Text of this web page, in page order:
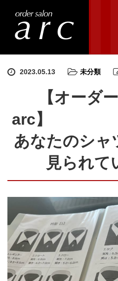
2023.05.13 未分類
【オーダ
あなたのシャ
見られて